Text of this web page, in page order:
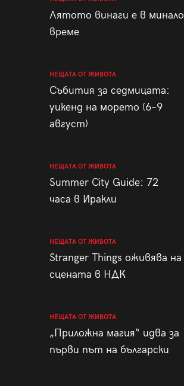
Лятото винаги е в минало
време
НЕЩАТА ОТ ЖИВОТА
Събития за седмицата:
уикенд на морето (6–9
август)
НЕЩАТА ОТ ЖИВОТА
Summer City Guide: 72
часа в Иракли
НЕЩАТА ОТ ЖИВОТА
Stranger Things оживява на
сцената в НДК
НЕЩАТА ОТ ЖИВОТА
„Приложна магия“ идва за
първи път на български
28